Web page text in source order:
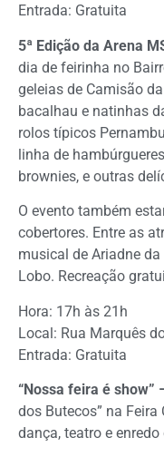
Entrada: Gratuita
5ª Edição da Arena
dia de feirinha no
geleias de Camisão
bacalhau e natinhas
rolos típicos
linha de
brownies, e outras
O evento também
cobertores. Entre as
musical de Ariadne
Lobo. Recreação
Hora: 17h às 21h
Local: Rua Marquês
Entrada: Gratuita
“Nossa feira é show”
dos Butecos” na
dança, teatro e